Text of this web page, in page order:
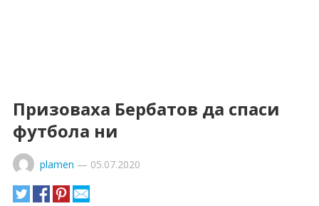
Призоваха Бербатов да спаси
футбола ни
plamen — 05.07.2020